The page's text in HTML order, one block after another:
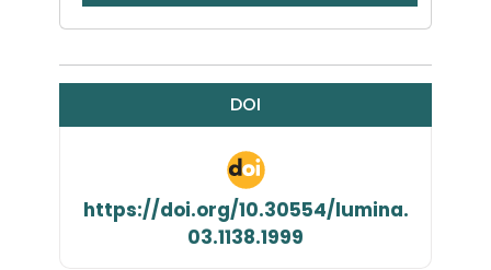
DOI
https://doi.org/10.30554/lumina.
03.1138.1999